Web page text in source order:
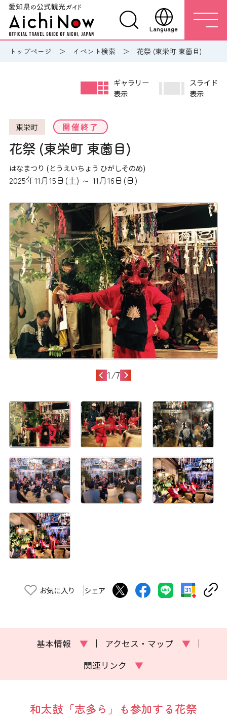
Language
トップページ イベント検索 花祭 (東栄町 東薗目)
東栄町 開催終了
花祭 (東栄町 東薗目)
はなまつり (とうえいちょう ひがしそのめ)
2025年11月15日(土) ～ 11月16日(日)
ギャラリー
表示
スライド
表示
1/7
お気に入り シェア
基本情報 ▼ アクセス・マップ
▼
関連リンク
▼
和太鼓「志多ら」も参加する花祭